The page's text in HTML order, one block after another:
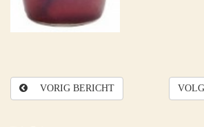
VORIG BERICHT